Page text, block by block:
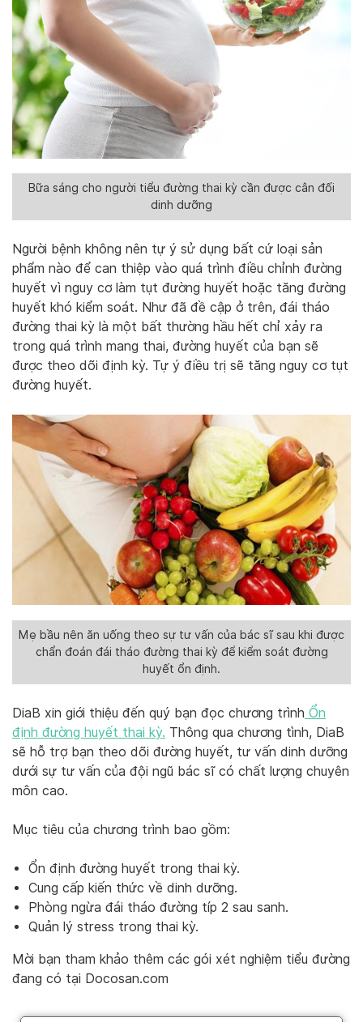
Bữa sáng cho người tiểu đường thai kỳ cần được cân đối
dinh dưỡng
Người bệnh không nên tự ý sử dụng bất cứ loại sản
phẩm nào để can thiệp vào quá trình điều chỉnh đường
huyết vì nguy cơ làm tụt đường huyết hoặc tăng đường
huyết khó kiểm soát. Như đã đề cập ở trên, đái tháo
đường thai kỳ là một bất thường hầu hết chỉ xảy ra
trong quá trình mang thai, đường huyết của bạn sẽ
được theo dõi định kỳ. Tự ý điều trị sẽ tăng nguy cơ tụt
đường huyết.
Mẹ bầu nên ăn uống theo sự tư vấn của bác sĩ sau khi được
chẩn đoán đái tháo đường thai kỳ để kiểm soát đường
huyết ổn định.
DiaB xin giới thiệu đến quý bạn đọc chương trình Ổn
định đường huyết thai kỳ. Thông qua chương tình, DiaB
sẽ hỗ trợ bạn theo dõi đường huyết, tư vấn dinh dưỡng
dưới sự tư vấn của đội ngũ bác sĩ có chất lượng chuyên
môn cao.
Mục tiêu của chương trình bao gồm:
Ổn định đường huyết trong thai kỳ.
Cung cấp kiến thức về dinh dưỡng.
Phòng ngừa đái tháo đường típ 2 sau sanh.
Quản lý stress trong thai kỳ.
Mời bạn tham khảo thêm các gói xét nghiệm tiểu đường
đang có tại Docosan.com